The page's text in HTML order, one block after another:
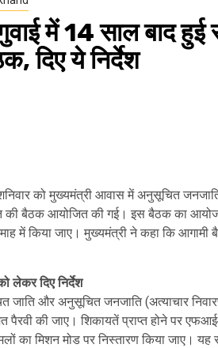
में 14 साल बाद हुई
दिए ये निर्देश
को मुख्यमंत्री आवास में अनुसूचित
की बैठक आयोजित की गई। इस बैठक का
में किया जाए। मुख्यमंत्री ने कहा कि आगामी
लेकर दिए निर्देश
जाति और अनुसूचित जनजाति (अत्याचार
पैरवी की जाए। शिकायतें प्राप्त होने पर
मिशन मोड पर निस्तारण किया जाए। यह